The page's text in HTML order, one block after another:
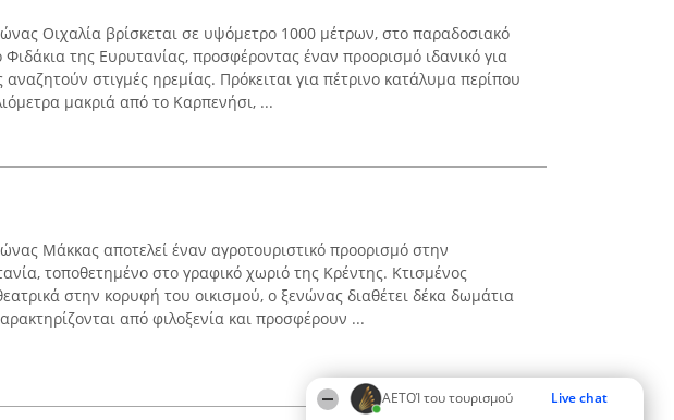
ΑΕΤΟΊ του τουρισμού Live chat
Οιχαλία βρίσκεται σε υψόμετρο 1000 μέτρων, στο παραδοσιακό
Φιδάκια της Ευρυτανίας, προσφέροντας έναν προορισμό ιδανικό για
αναζητούν στιγμές ηρεμίας. Πρόκειται για πέτρινο κατάλυμα περίπου
μακριά από το Καρπενήσι, ...
Μάκκας αποτελεί έναν αγροτουριστικό προορισμό στην
τοποθετημένο στο γραφικό χωριό της Κρέντης. Κτισμένος
στην κορυφή του οικισμού, ο ξενώνας διαθέτει δέκα δωμάτια
από φιλοξενία και προσφέρουν ...